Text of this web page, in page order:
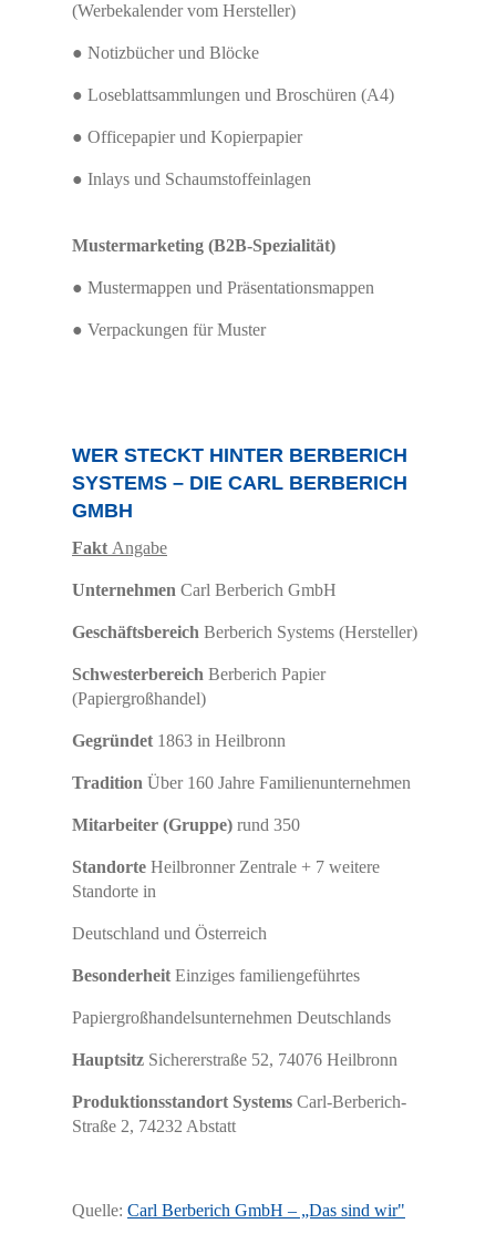
(Werbekalender vom Hersteller)
● Notizbücher und Blöcke
● Loseblattsammlungen und Broschüren (A4)
● Officepapier und Kopierpapier
● Inlays und Schaumstoffeinlagen
Mustermarketing (B2B-Spezialität)
● Mustermappen und Präsentationsmappen
● Verpackungen für Muster
WER STECKT HINTER BERBERICH
SYSTEMS – DIE CARL BERBERICH
GMBH
Fakt Angabe
Unternehmen Carl Berberich GmbH
Geschäftsbereich Berberich Systems (Hersteller)
Schwesterbereich Berberich Papier
(Papiergroßhandel)
Gegründet 1863 in Heilbronn
Tradition Über 160 Jahre Familienunternehmen
Mitarbeiter (Gruppe) rund 350
Standorte Heilbronner Zentrale + 7 weitere
Standorte in
Deutschland und Österreich
Besonderheit Einziges familiengeführtes
Papiergroßhandelsunternehmen Deutschlands
Hauptsitz Sichererstraße 52, 74076 Heilbronn
Produktionsstandort Systems Carl-Berberich-
Straße 2, 74232 Abstatt
Quelle: Carl Berberich GmbH – „Das sind wir"